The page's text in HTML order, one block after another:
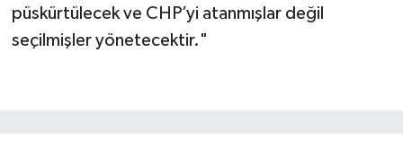
püskürtülecek ve CHP’yi atanmışlar değil
seçilmişler yönetecektir."